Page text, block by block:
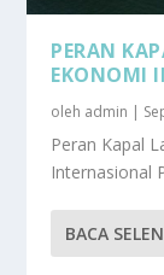
PERAN
EKONOMI
oleh admin |
Peran Kapal
Internasional
BACA